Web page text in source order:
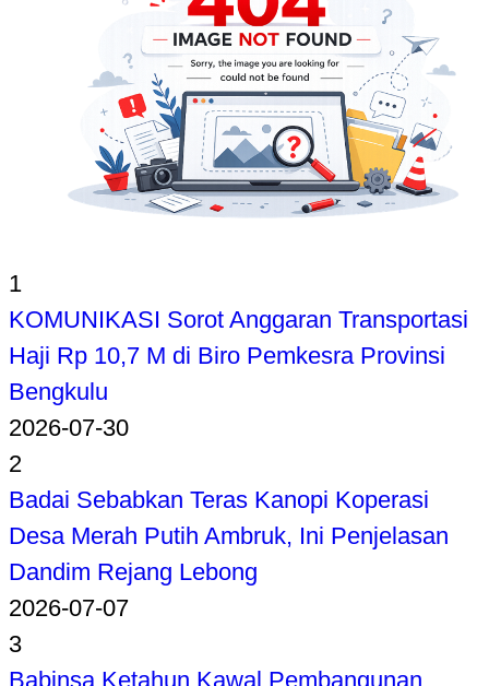
1
KOMUNIKASI Sorot Anggaran Transportasi
Haji Rp 10,7 M di Biro Pemkesra Provinsi
Bengkulu
2026-07-30
2
Badai Sebabkan Teras Kanopi Koperasi
Desa Merah Putih Ambruk, Ini Penjelasan
Dandim Rejang Lebong
2026-07-07
3
Babinsa Ketahun Kawal Pembangunan